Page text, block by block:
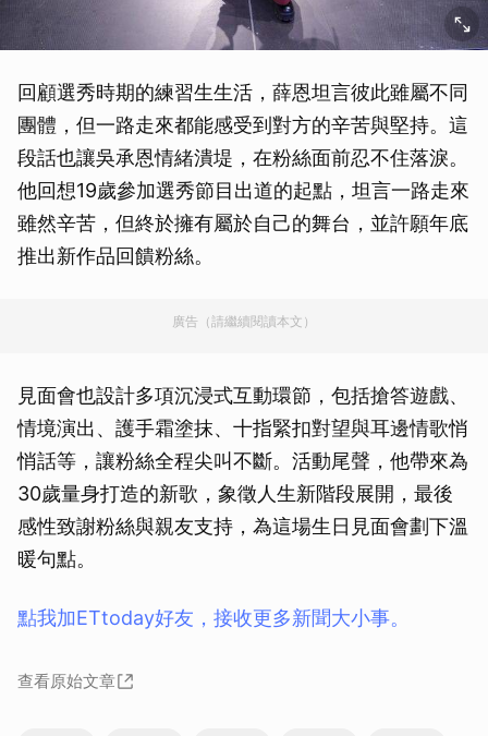
回顧選秀時期的練習生生活，薛恩坦言彼此雖屬不同
團體，但一路走來都能感受到對方的辛苦與堅持。這
段話也讓吳承恩情緒潰堤，在粉絲面前忍不住落淚。
他回想19歲參加選秀節目出道的起點，坦言一路走來
雖然辛苦，但終於擁有屬於自己的舞台，並許願年底
推出新作品回饋粉絲。
廣告（請繼續閱讀本文）
見面會也設計多項沉浸式互動環節，包括搶答遊戲、
情境演出、護手霜塗抹、十指緊扣對望與耳邊情歌悄
悄話等，讓粉絲全程尖叫不斷。活動尾聲，他帶來為
30歲量身打造的新歌，象徵人生新階段展開，最後
感性致謝粉絲與親友支持，為這場生日見面會劃下溫
暖句點。
點我加ETtoday好友，接收更多新聞大小事。
查看原始文章